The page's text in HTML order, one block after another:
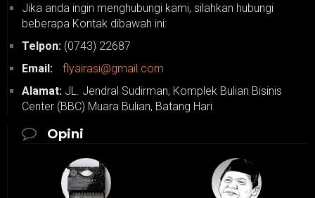
Jika anda ingin menghubungi kami, silahkan hubungi
beberapa Kontak dibawah ini:
Telpon: (0743) 22687
Email:
flyairasi@gmail.com
Alamat: JL. Jendral Sudirman, Komplek Bulian Bisinis
Center (BBC) Muara Bulian, Batang Hari
Opini